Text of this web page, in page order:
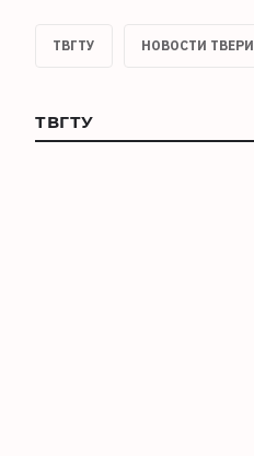
ТВГТУ НОВОСТИ ТВЕРИ
ТВГТУ